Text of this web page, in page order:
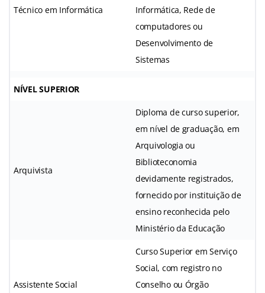
Técnico em Informática
Informática, Rede de
computadores ou
Desenvolvimento de
Sistemas
NÍVEL SUPERIOR
Arquivista
Diploma de curso superior,
em nível de graduação, em
Arquivologia ou
Biblioteconomia
devidamente registrados,
fornecido por instituição de
ensino reconhecida pelo
Ministério da Educação
Assistente Social
Curso Superior em Serviço
Social, com registro no
Conselho ou Órgão